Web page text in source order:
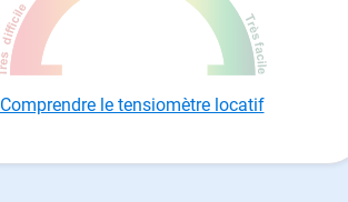
Comprendre le tensiomètre locatif